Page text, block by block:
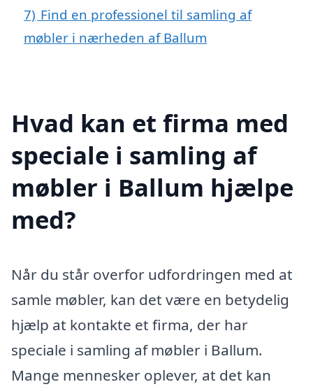
7) Find en professionel til samling af
møbler i nærheden af Ballum
Hvad kan et firma med
speciale i samling af
møbler i Ballum hjælpe
med?
Når du står overfor udfordringen med at
samle møbler, kan det være en betydelig
hjælp at kontakte et firma, der har
speciale i samling af møbler i Ballum.
Mange mennesker oplever, at det kan